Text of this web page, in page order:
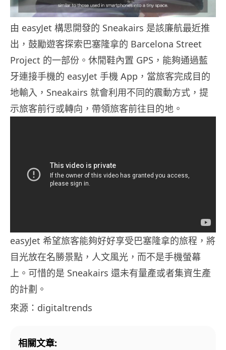
由 easyJet 構思開發的 Sneakairs 是該廉航最近推
出，鼓勵遊客探索巴塞隆拿的 Barcelona Street
Project 的一部份。休閒鞋內置 GPS，能夠通過藍
牙連接手機的 easyJet 手機 App，當旅客完成目的
地輸入，Sneakairs 就會利用不同的震動方式，提
示旅客前行或轉向，帶領旅客前往目的地。
easyJet 希望旅客能夠好好享受巴塞隆拿的旅程，將
目光放在名勝景點，人文風光，而不是手機螢幕
上。可惜的是 Sneakairs 還未有量產或者集資生產
的計劃。
來源：digitaltrends
相關文章: